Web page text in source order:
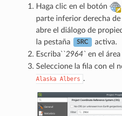
Haga clic en el botón
parte inferior derecha
abre el diálogo de
la pestaña
SRC
activa.
Escriba ̀`2964` en el
Seleccione la fila con el
Alaska Albers .